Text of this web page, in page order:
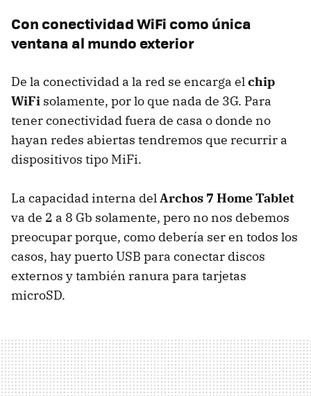
Con conectividad WiFi como única
ventana al mundo exterior
De la conectividad a la red se encarga elchip
WiFi solamente, por lo que nada de 3G. Para
tener conectividad fuera de casa o donde no
hayan redes abiertas tendremos que recurrir a
dispositivos tipo MiFi.
La capacidad interna delArchos 7 Home Tablet
va de 2 a 8 Gb solamente, pero no nos debemos
preocupar porque, como debería ser en todos los
casos, hay puertoUSB para conectar discos
externos y también ranura para tarjetas
microSD.